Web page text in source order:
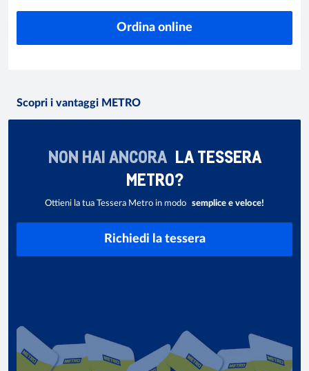
Ordina online
Scopri i vantaggi METRO
NON HAI ANCORA LA TESSERA
METRO?
Ottieni la tua Tessera Metro in modo semplice e veloce!
Richiedi la tessera